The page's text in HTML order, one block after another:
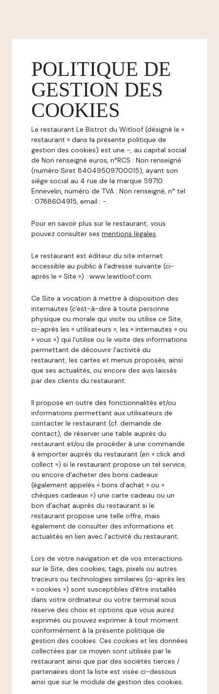
POLITIQUE DE
GESTION DES
COOKIES
Le restaurant Le Bistrot du Witloof (désigné le «
restaurant » dans la présente politique de
gestion des cookies) est une -, au capital social
de Non renseigné euros, n°RCS : Non renseigné
(numéro Siret 84049509700015), ayant son
siège social au 4 rue de la marque 59710
Ennevelin, numéro de TVA : Non renseigné, n° tel
: 0788604915, email : -.
Pour en savoir plus sur le restaurant, vous
pouvez consulter ses mentions légales.
Le restaurant est éditeur du site internet
accessible au public à l'adresse suivante (ci-
après le « Site ») : www.lewitloof.com.
Ce Site a vocation à mettre à disposition des
internautes (c'est-à-dire à toute personne
physique ou morale qui visite ou utilise ce Site,
ci-après les « utilisateurs », les « internautes » ou
« vous ») qui l'utilise ou le visite des informations
permettant de découvrir l'activité du
restaurant, les cartes et menus proposés, ainsi
que ses actualités, ou encore des avis laissés
par des clients du restaurant.
Il propose en outre des fonctionnalités et/ou
informations permettant aux utilisateurs de
contacter le restaurant (cf. demande de
contact), de réserver une table auprès du
restaurant et/ou de procéder à une commande
à emporter auprès du restaurant (en « click and
collect ») si le restaurant propose un tel service,
ou encore d'acheter des bons cadeaux
(également appelés « bons d'achat » ou «
chèques cadeaux ») une carte cadeau ou un
bon d'achat auprès du restaurant si le
restaurant propose une telle offre, mais
également de consulter des informations et
actualités en lien avec l'activité du restaurant.
Lors de votre navigation et de vos interactions
sur le Site, des cookies, tags, pixels ou autres
traceurs ou technologies similaires (ci-après les
« cookies ») sont susceptibles d'être installés
dans votre ordinateur ou votre terminal sous
réserve des choix et options que vous aurez
exprimés ou pouvez exprimer à tout moment
conformément à la présente politique de
gestion des cookies. Ces cookies et les données
collectées par ce moyen sont utilisés par le
restaurant ainsi que par des sociétés tierces /
partenaires dont la liste est visée ci-dessous
ainsi que sur le module de gestion des cookies.